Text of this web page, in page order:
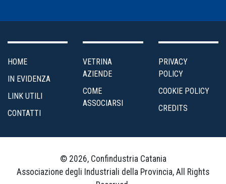
alle
Imprese
Internazionalizzazione
Marketing
Soci
HOME
IN EVIDENZA
LINK UTILI
CONTATTI
VETRINA
AZIENDE
COME
ASSOCIARSI
PRIVACY
POLICY
COOKIE POLICY
CREDITS
© 2026, Confindustria Catania
Associazione degli Industriali della Provincia, All Rights